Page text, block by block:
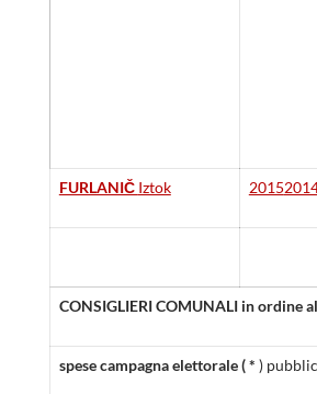
FURLANIČ Iztok 2015
CONSIGLIERI COMUNALI in ordine
spese campagna elettorale (* )